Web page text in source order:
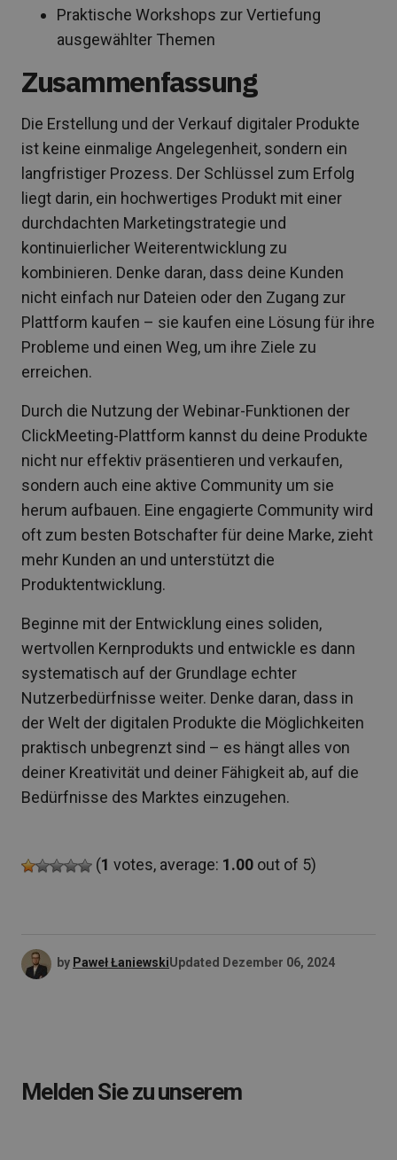
Praktische Workshops zur Vertiefung
ausgewählter Themen
Zusammenfassung
Die Erstellung und der Verkauf digitaler Produkte
ist keine einmalige Angelegenheit, sondern ein
langfristiger Prozess. Der Schlüssel zum Erfolg
liegt darin, ein hochwertiges Produkt mit einer
durchdachten Marketingstrategie und
kontinuierlicher Weiterentwicklung zu
kombinieren. Denke daran, dass deine Kunden
nicht einfach nur Dateien oder den Zugang zur
Plattform kaufen – sie kaufen eine Lösung für ihre
Probleme und einen Weg, um ihre Ziele zu
erreichen.
Durch die Nutzung der Webinar-Funktionen der
ClickMeeting-Plattform kannst du deine Produkte
nicht nur effektiv präsentieren und verkaufen,
sondern auch eine aktive Community um sie
herum aufbauen. Eine engagierte Community wird
oft zum besten Botschafter für deine Marke, zieht
mehr Kunden an und unterstützt die
Produktentwicklung.
Beginne mit der Entwicklung eines soliden,
wertvollen Kernprodukts und entwickle es dann
systematisch auf der Grundlage echter
Nutzerbedürfnisse weiter. Denke daran, dass in
der Welt der digitalen Produkte die Möglichkeiten
praktisch unbegrenzt sind – es hängt alles von
deiner Kreativität und deiner Fähigkeit ab, auf die
Bedürfnisse des Marktes einzugehen.
(1 votes, average: 1.00 out of 5)
by Paweł ŁaniewskiUpdated Dezember 06, 2024
Melden Sie zu unserem